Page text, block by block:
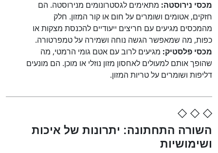
מכסי נירוסטה:מתאימים לגסטרונומים מנירוסטה. הם
חזקים, אטומים ושומרים על חום או קור המזון. חלק
מהמכסים מגיעים עם חריצים ייעודיים להכנסת מצקות או
כפות, מה שמאפשר הגשה נוחה ושמירה על טמפרטורה.
מכסי פלסטיק:מגיעים לרוב עם אטם גומי הרמטי, מה
שהופך אותם למעולים לאחסון מזון נוזלי או מוכן. הם מונעים
דליפות ושומרים על טריות המזון.
◇ ◇ ◇
השורה התחתונה: יתרונות של איכות
ושימושיות